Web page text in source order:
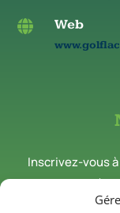
 Web
Inscrivez-vous
des nouveautés